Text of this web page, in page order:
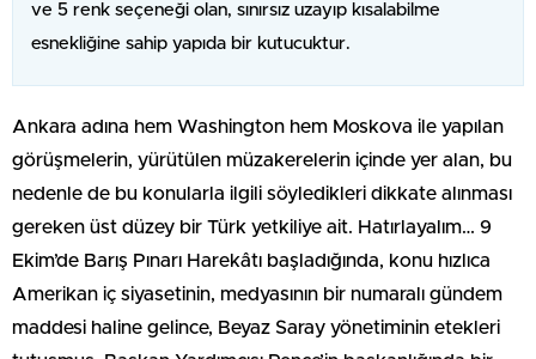
ve 5 renk seçeneği olan, sınırsız uzayıp kısalabilme
esnekliğine sahip yapıda bir kutucuktur.
Ankara adına hem Washington hem Moskova ile yapılan
görüşmelerin, yürütülen müzakerelerin içinde yer alan, bu
nedenle de bu konularla ilgili söyledikleri dikkate alınması
gereken üst düzey bir Türk yetkiliye ait. Hatırlayalım… 9
Ekim’de Barış Pınarı Harekâtı başladığında, konu hızlıca
Amerikan iç siyasetinin, medyasının bir numaralı gündem
maddesi haline gelince, Beyaz Saray yönetiminin etekleri